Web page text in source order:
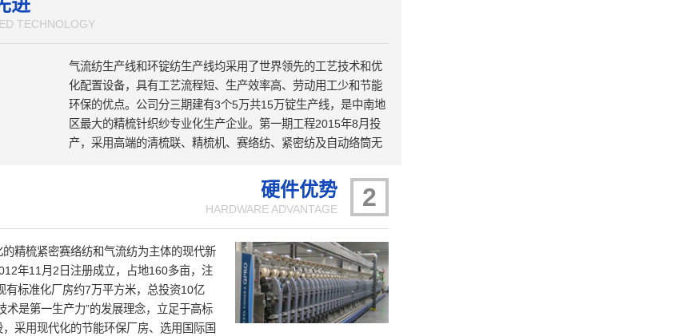
进
TECHNOLOGY
气流纺生产线和环锭纺生产线均采用了世界领先的工艺技术和优
化配置设备，具有工艺流程短、生产效率高、劳动用工少和节能
环保的优点。公司分三期建有3个5万共15万锭生产线，是中南地
区最大的精梳针织纱专业化生产企业。第一期工程2015年8月投
产，采用高端的清梳联、精梳机、赛络纺、紧密纺及自动络筒无
点；第二期工程智能化纺纱生产线2020年6月投产，被国家工信
部列为“智能制造示范工厂”；第三期工程智慧纺纱生产线是第二
期工程的“升级版”，于2022年10月投产；建成的公司研发大楼暨
与东华大学合作的技术研发中心于2023年10月正式投入使用；正
在规划建设中的第四期工程项目5万锭国际一流的“智慧纺纱”生产
线正在加紧推进。
2
硬件优势
HARDWARE ADVANTAGE
精梳紧密赛络纺和气流纺为主体的现代新
年11月2日注册成立，占地160多亩，注
有标准化厂房约7万平方米，总投资10亿
术是第一生产力”的发展理念，立足于高标
采用现代化的节能环保厂房、选用国际国